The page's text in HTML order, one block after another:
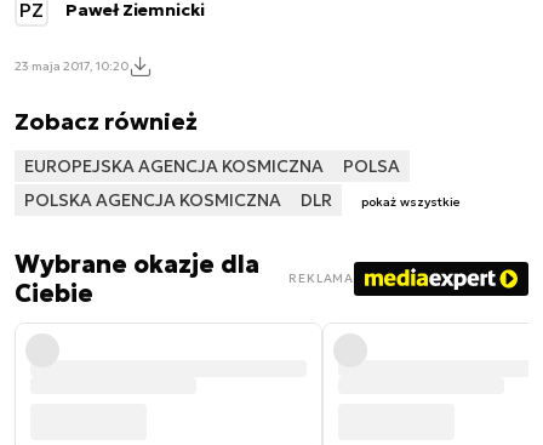
PZ Paweł Ziemnicki
23 maja 2017, 10:20
Zobacz również
EUROPEJSKA AGENCJA KOSMICZNA
POLSA
POLSKA AGENCJA KOSMICZNA
DLR pokaż wszystkie
Wybrane okazje dla
Ciebie
REKLAMA